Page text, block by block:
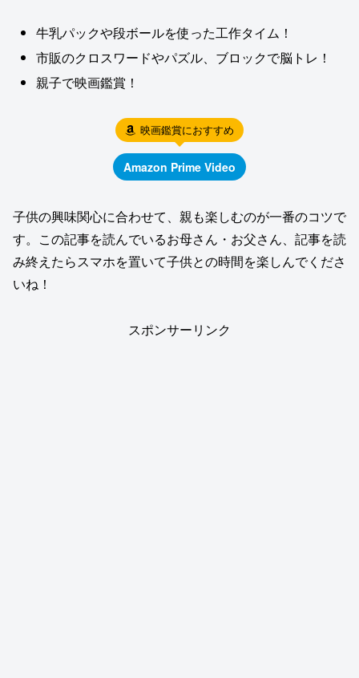
牛乳パックや段ボールを使った工作タイム！
市販のクロスワードやパズル、ブロックで脳トレ！
親子で映画鑑賞！
映画鑑賞におすすめ
Amazon Prime Video
子供の興味関心に合わせて、親も楽しむのが一番のコツで
す。この記事を読んでいるお母さん・お父さん、記事を読
み終えたらスマホを置いて子供との時間を楽しんでくださ
いね！
スポンサーリンク